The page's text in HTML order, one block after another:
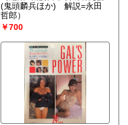
(鬼頭麟兵ほか) 解説=永田
哲郎）
￥700